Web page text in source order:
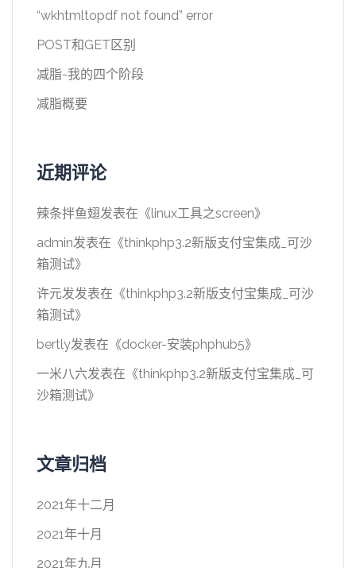
“wkhtmltopdf not found” error
POST和GET区别
减脂-我的四个阶段
减脂概要
近期评论
辣条拌鱼翅发表在《linux工具之screen》
admin发表在《thinkphp3.2新版支付宝集成_可沙
箱测试》
许元发发表在《thinkphp3.2新版支付宝集成_可沙
箱测试》
bertly发表在《docker-安装phphub5》
一米八六发表在《thinkphp3.2新版支付宝集成_可
沙箱测试》
文章归档
2021年十二月
2021年十月
2021年九月